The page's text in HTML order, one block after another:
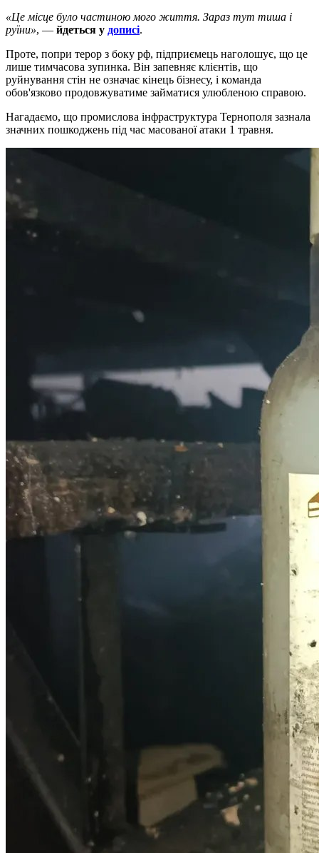
«Це місце було частиною мого життя. Зараз тут тиша і
руїни», — йдеться у дописі.
Проте, попри терор з боку рф, підприємець наголошує, що це
лише тимчасова зупинка. Він запевняє клієнтів, що
руйнування стін не означає кінець бізнесу, і команда
обов'язково продовжуватиме займатися улюбленою справою.
Нагадаємо, що промислова інфраструктура Тернополя зазнала
значних пошкоджень під час масованої атаки 1 травня.